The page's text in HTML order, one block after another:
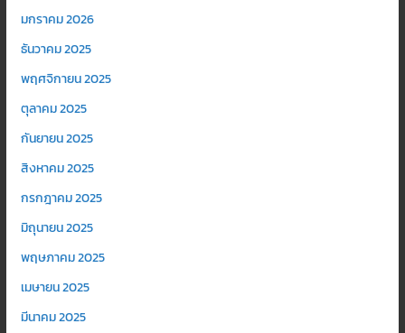
มกราคม 2026
ธันวาคม 2025
พฤศจิกายน 2025
ตุลาคม 2025
กันยายน 2025
สิงหาคม 2025
กรกฎาคม 2025
มิถุนายน 2025
พฤษภาคม 2025
เมษายน 2025
มีนาคม 2025